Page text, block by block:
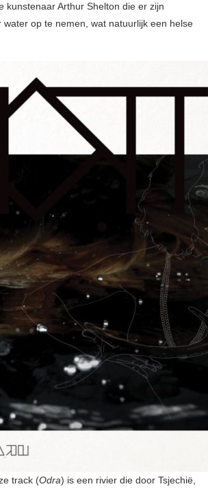
kunstenaar Arthur Shelton die er zijn
op te nemen, wat natuurlijk een helse
track (Odra) is een rivier die door Tsjechië,